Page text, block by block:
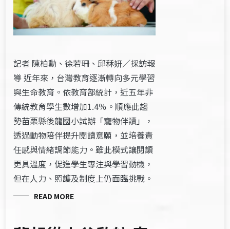
記者 陳柏勳、徐若珊、邱秝妍／採訪報
導 近年來，台灣教育逐漸轉向多元學習
與生命教育。依教育部統計，近五年非
傳統教育學生數增加1.4％。順應此趨
勢苗栗縣後龍國小試辦「寵物伴讀」，
透過動物陪伴提升閱讀意願，並培養責
任感與情緒調節能力。雖此模式讓閱讀
更具溫度，促進學生專注與學習動機，
但在人力、照護及制度上仍面臨挑戰。
READ MORE